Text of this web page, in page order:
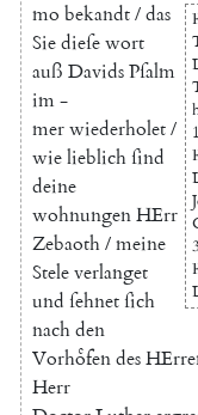
mo bekandt/das
Siedieſewort
auß DavidsPſalm
im-
merwiederholet/
wielieblichſind
deine
wohnungenHErr
Zebaoth/meine
Steleverlanget
und ſehnetſich
nachden
Vorhoͤfendes
Herr